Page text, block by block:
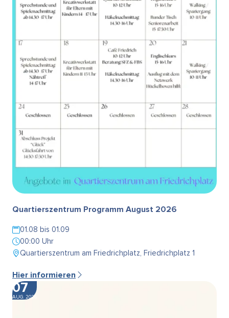
Quartierszentrum Programm August 2026
01.08 bis 01.09
00:00 Uhr
Quartierszentrum am Friedrichplatz, Friedrichplatz 1
Hier informieren
07
AUG. 2026